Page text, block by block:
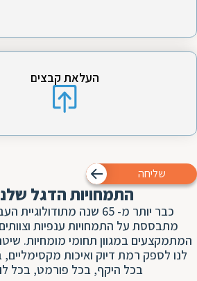
העלאת קבצים
שליחה
התמחויות הדגל
כבר יותר מ- 65 שנה
מתבססת על התמחויות ענפיות
המתמקצעים במגוון תחומי מומחיות.
לנו לספק רמת דיוק ואיכות
בכל היקף, בכל פורמט, בכל